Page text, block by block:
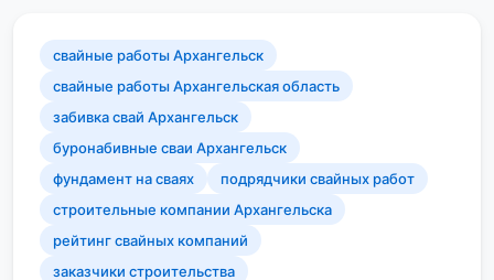
свайные работы Архангельск
свайные работы Архангельская область
забивка свай Архангельск
буронабивные сваи Архангельск
фундамент на сваях
подрядчики свайных работ
строительные компании Архангельска
рейтинг свайных компаний
заказчики строительства